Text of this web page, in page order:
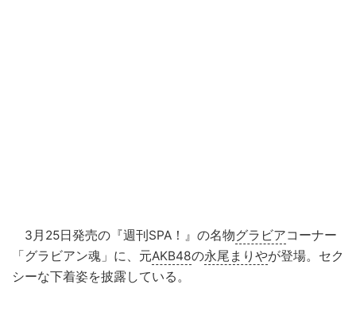
3月25日発売の『週刊SPA！』の名物グラビアコーナー
「グラビアン魂」に、元AKB48の永尾まりやが登場。セク
シーな下着姿を披露している。